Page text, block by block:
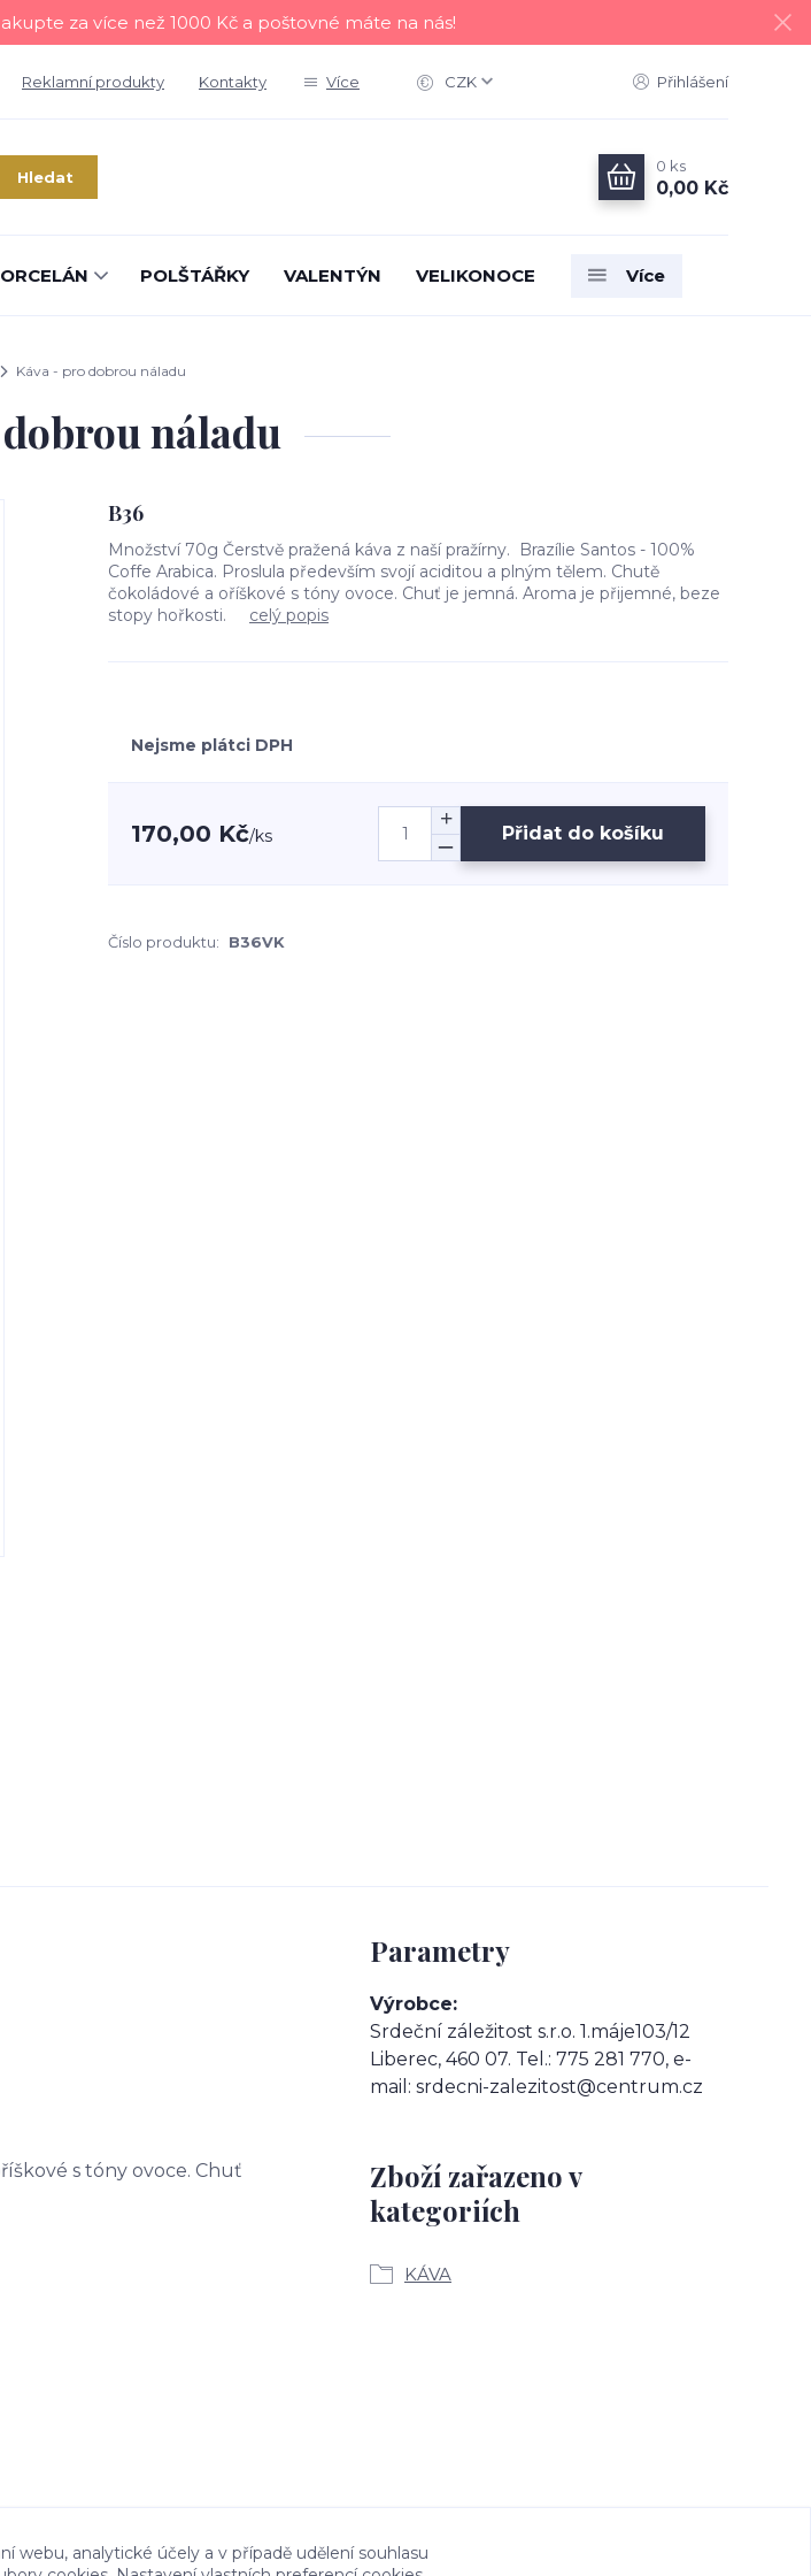
za více než 1000 Kč a poštovné máte na nás!
Reklamní produkty Kontakty Více CZK Přihlášení
Hledat
0 ks
0,00 Kč
POLŠTÁŘKY VALENTÝN VELIKONOCE Více
Káva - pro dobrou náladu
náladu
B36
Množství 70g Čerstvě pražená káva z naší pražírny. Brazílie Santos - 100%
Coffe Arabica. Proslula především svojí aciditou a plným tělem. Chutě
čokoládové a oříškové s tóny ovoce. Chuť je jemná. Aroma je přijemné, beze
stopy hořkosti. celý popis
Nejsme plátci DPH
170,00 Kč/ks Přidat do košíku
Číslo produktu: B36VK
s tóny ovoce. Chuť
Parametry
Výrobce
Srdeční záležitost s.r.o. 1.máje103/12
Liberec, 460 07. Tel.: 775 281 770, e-
mail: srdecni-zalezitost@centrum.cz
Zboží zařazeno v
kategoriích
KÁVA
webu, analytické účely a v případě udělení souhlasu